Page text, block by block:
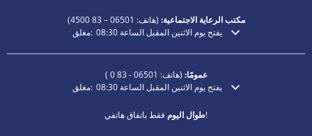
مكتب الرعاية الاجتماعية: (هاتف:
4500)
انقر لإخفاء أوقات الفتح أو الإغلاق الإضافية
مغلق: يفتح يوم الاثنين المقبل الساعة 08:30
عمومًا: (هاتف:
)
انقر لإخفاء أوقات الفتح أو الإغلاق الإضافية
مغلق: يفتح يوم الاثنين المقبل الساعة 08:30
طوال اليومفقط باتفاق هاتفي!